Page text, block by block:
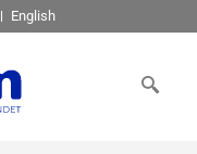
English